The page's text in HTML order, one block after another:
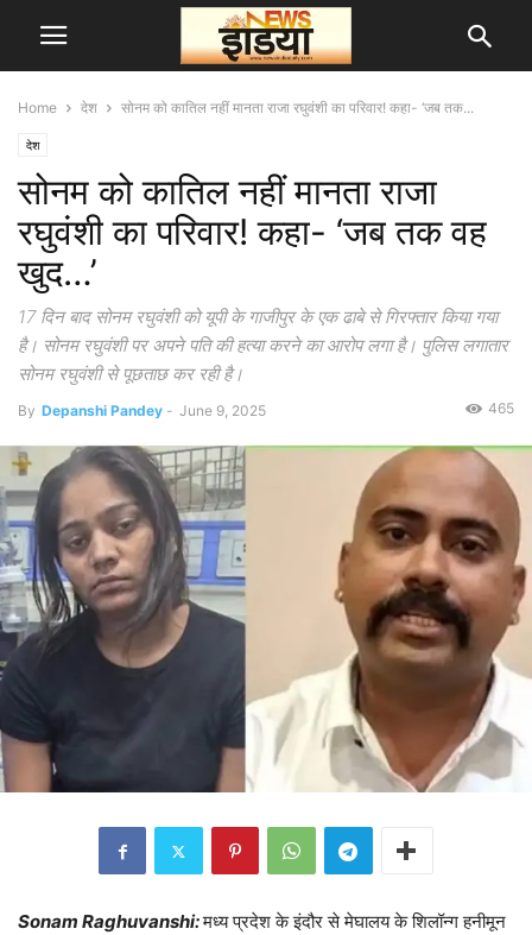
Home देश सोनम को कातिल नहीं मानता राजा रघुवंशी का परिवार! कहा- ‘जब तक...
देश
सोनम को कातिल नहीं मानता राजा
रघुवंशी का परिवार! कहा- ‘जब तक वह
खुद…’
17 दिन बाद सोनम रघुवंशी को यूपी के गाजीपुर के एक ढाबे से गिरफ्तार किया गया
है। सोनम रघुवंशी पर अपने पति की हत्या करने का आरोप लगा है। पुलिस लगातार
सोनम रघुवंशी से पूछताछ कर रही है।
By Depanshi Pandey - June 9, 2025 465
Sonam Raghuvanshi:मध्य प्रदेश के इंदौर से मेघालय के शिलॉन्ग हनीमून